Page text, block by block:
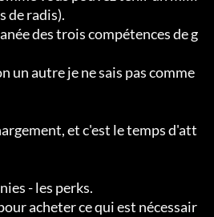
de radis).
des trois compétences de g
un autre je ne sais pas comme
et c'est le temps d'att
- les perks.
acheter ce qui est nécessair